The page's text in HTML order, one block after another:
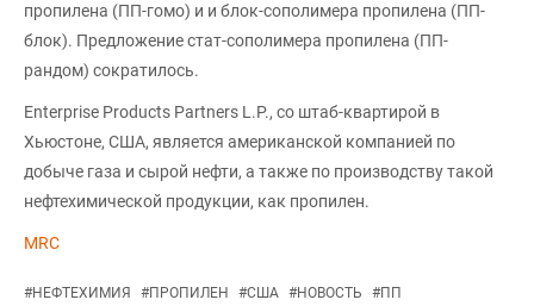
пропилена (ПП-гомо) и и блок-сополимера пропилена (ПП-
блок). Предложение стат-сополимера пропилена (ПП-
рандом) сократилось.
Enterprise Products Partners L.P., со штаб-квартирой в
Хьюстоне, США, является американской компанией по
добыче газа и сырой нефти, а также по производству такой
нефтехимической продукции, как пропилен.
MRC
#НЕФТЕХИМИЯ #ПРОПИЛЕН #США #НОВОСТЬ #ПП